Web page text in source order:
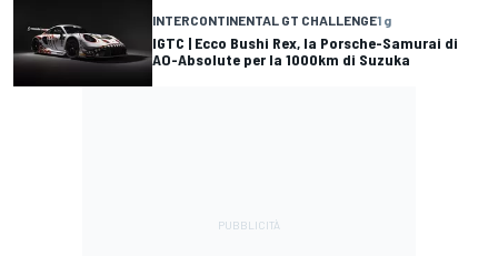
INTERCONTINENTAL GT CHALLENGE1 g
IGTC | Ecco Bushi Rex, la Porsche-Samurai di
AO-Absolute per la 1000km di Suzuka